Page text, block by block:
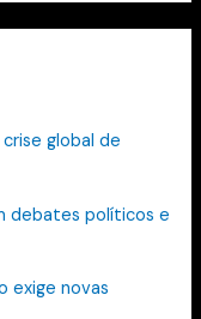
global de
debates políticos e
exige novas